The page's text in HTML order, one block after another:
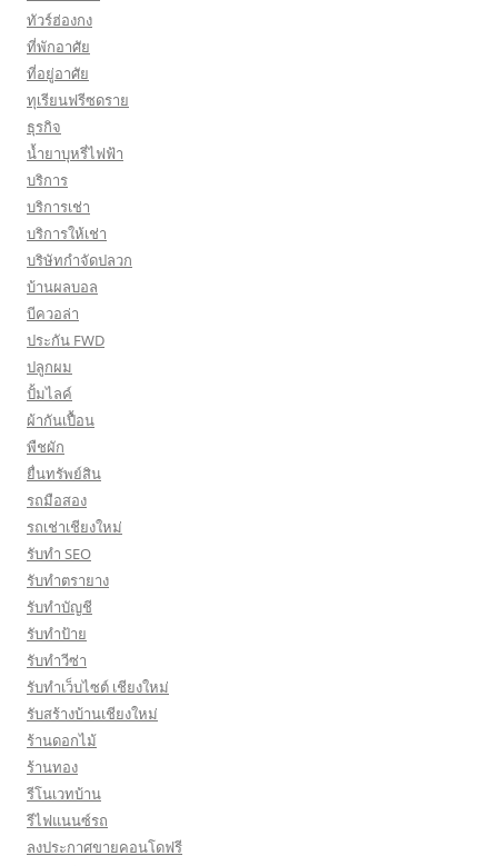
ทัวร์ฮ่องกง
ที่พักอาศัย
ที่อยู่อาศัย
ทุเรียนฟรีซดราย
ธุรกิจ
น้ำยาบุหรี่ไฟฟ้า
บริการ
บริการเช่า
บริการให้เช่า
บริษัทกำจัดปลวก
บ้านผลบอล
บีควอล่า
ประกัน FWD
ปลูกผม
ปั้มไลค์
ผ้ากันเปื้อน
พืชผัก
ยื่นทรัพย์สิน
รถมือสอง
รถเช่าเชียงใหม่
รับทำ SEO
รับทำตรายาง
รับทำบัญชี
รับทำป้าย
รับทำวีซ่า
รับทำเว็บไซต์ เชียงใหม่
รับสร้างบ้านเชียงใหม่
ร้านดอกไม้
ร้านทอง
รีโนเวทบ้าน
รีไฟแนนซ์รถ
ลงประกาศขายคอนโดฟรี